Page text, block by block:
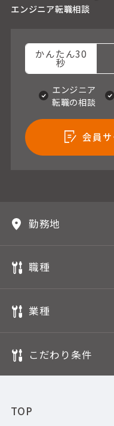
エンジニア転職相談
かんたん30
秒
エンジニア
転職の相談
会員
勤務地
職種
業種
こだわり条件
TOP